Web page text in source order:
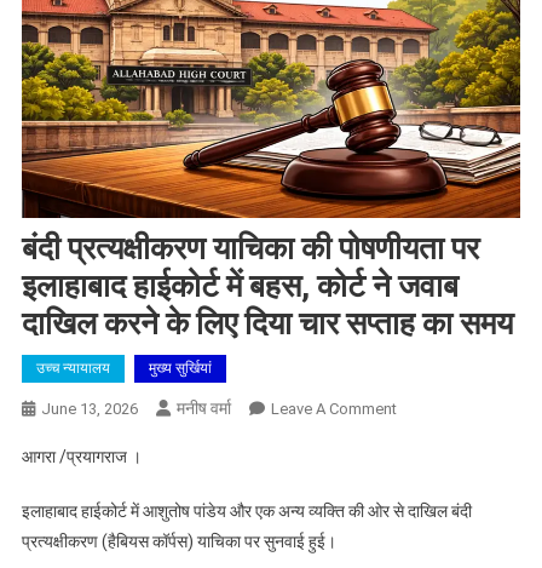
बंदी प्रत्यक्षीकरण याचिका की पोषणीयता पर
इलाहाबाद हाईकोर्ट में बहस, कोर्ट ने जवाब
दाखिल करने के लिए दिया चार सप्ताह का समय
उच्च न्यायालय मुख्य सुर्खियां
June 13, 2026 मनीष वर्मा Leave A CommentOn
की
आगरा /प्रयागराज ।
इलाहाबाद हाईकोर्ट में आशुतोष पांडेय और एक अन्य व्यक्ति की ओर से दाखिल बंदी
प्रत्यक्षीकरण (हैबियस कॉर्पस) याचिका पर सुनवाई हुई।